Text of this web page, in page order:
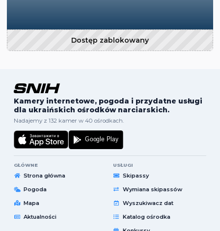
Dostęp zablokowany
Kamery internetowe, pogoda i przydatne usługi
dla ukraińskich ośrodków narciarskich.
Nadajemy z 132 kamer w 40 ośrodkach.
GŁÓWNE
Strona główna
Pogoda
Mapa
Aktualności
USŁUGI
Skipassy
Wymiana skipassów
Wyszukiwacz dat
Katalog ośrodka